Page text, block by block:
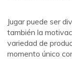
Jugar puede ser
también la
variedad de
momento único